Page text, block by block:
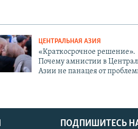
ЦЕНТРАЛЬНАЯ АЗИЯ
«Краткосрочное решение».
Почему амнистии в
Азии не панацея от
ПОДПИШИТЕСЬ